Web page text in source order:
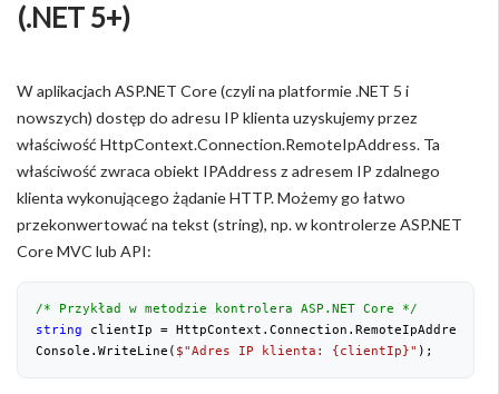
(.NET 5+)
W aplikacjach ASP.NET Core (czyli na platformie .NET 5 i
nowszych) dostęp do adresu IP klienta uzyskujemy przez
właściwość HttpContext.Connection.RemoteIpAddress. Ta
właściwość zwraca obiekt IPAddress z adresem IP zdalnego
klienta wykonującego żądanie HTTP. Możemy go łatwo
przekonwertować na tekst (string), np. w kontrolerze ASP.NET
Core MVC lub API:
/* Przykład w metodzie kontrolera ASP.NET Core */
string clientIp =
Console.WriteLine( $"Adres IP klienta: {clientIp}" );